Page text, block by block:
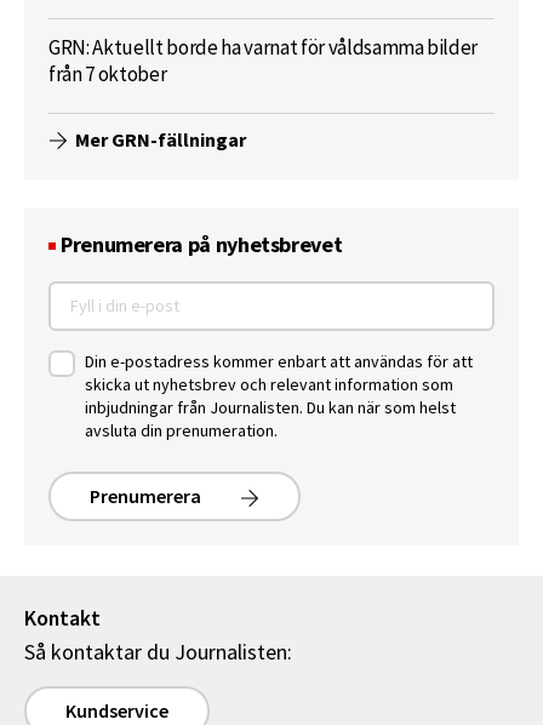
GRN: Aktuellt borde ha varnat för våldsamma bilder
från 7 oktober
Mer GRN-fällningar
Prenumerera på nyhetsbrevet
Din e-postadress kommer enbart att användas för att
skicka ut nyhetsbrev och relevant information som
inbjudningar från Journalisten. Du kan när som helst
avsluta din prenumeration.
Prenumerera
Kontakt
Så kontaktar du Journalisten:
Kundservice